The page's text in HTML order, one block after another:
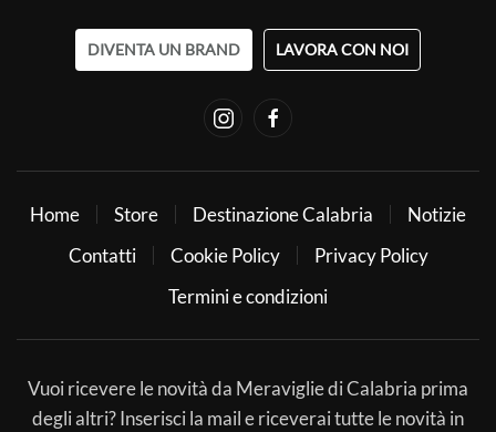
DIVENTA UN BRAND LAVORA CON NOI
Home Store Destinazione Calabria
Notizie
Contatti
Cookie Policy
Privacy Policy
Termini e condizioni
Vuoi ricevere le novità da Meraviglie di Calabria prima
degli altri? Inserisci la mail e riceverai tutte le novità in